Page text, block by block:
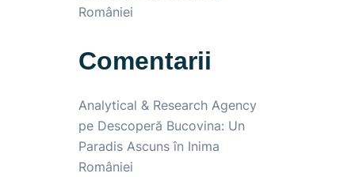
României
Comentarii
Analytical & Research Agency
pe Descoperă Bucovina: Un
Paradis Ascuns în Inima
României